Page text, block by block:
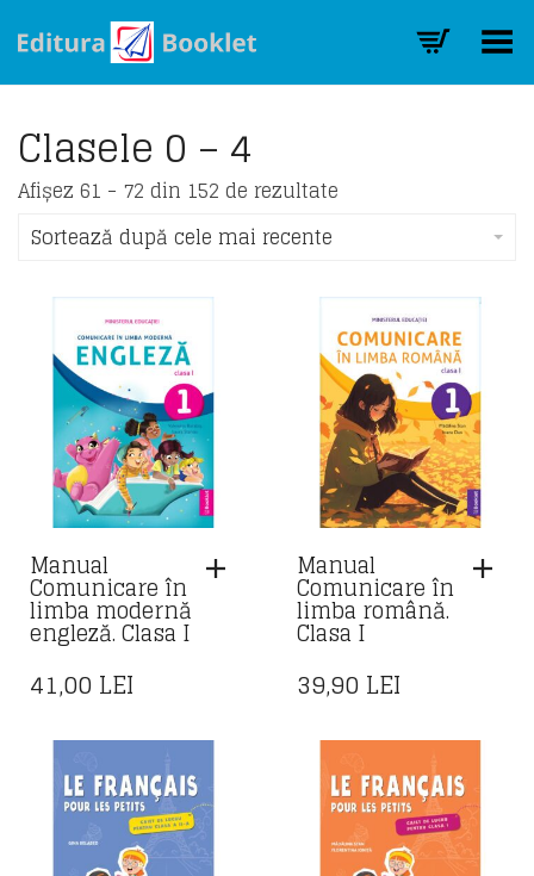
Toggle Menu
Clasele 0 – 4
Afișez 61 - 72 din 152 de rezultate
Sortează după cele mai recente
Manual
Comunicare în
limba modernă
engleză. Clasa I
41,00 LEI
Manual
Comunicare în
limba română.
Clasa I
39,90 LEI